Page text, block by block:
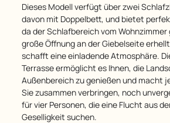
Dieses Modell verfügt über zwei Schlafzimmer, eines
davon mit Doppelbett, und bietet
da der Schlafbereich vom
große Öffnung an der Giebelseite
schafft eine einladende Atmosphäre.
Terrasse ermöglicht es Ihnen, die
Außenbereich zu genießen und macht
Sie zusammen verbringen, noch
für vier Personen, die eine Flucht aus
Geselligkeit suchen.